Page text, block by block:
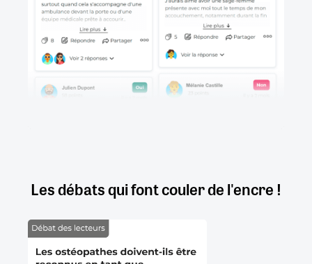
Les débats qui font couler de l'encre !